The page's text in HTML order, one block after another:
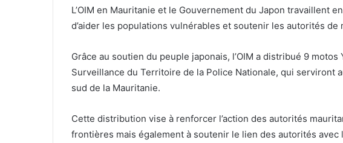
L’OIM en Mauritanie et le Gouvernement du Japon travaillent
d’aider les populations vulnérables et soutenir les autorités de
Grâce au soutien du peuple japonais, l’OIM a distribué 9
Surveillance du Territoire de la Police Nationale, qui serviront
sud de la Mauritanie.
Cette distribution vise à renforcer l’action des autorités
frontières mais également à soutenir le lien des autorités